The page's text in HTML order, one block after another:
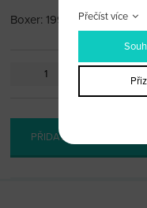
Boxer: 1996-2001
PŘIDAT DO KOŠÍKU
Přečíst více